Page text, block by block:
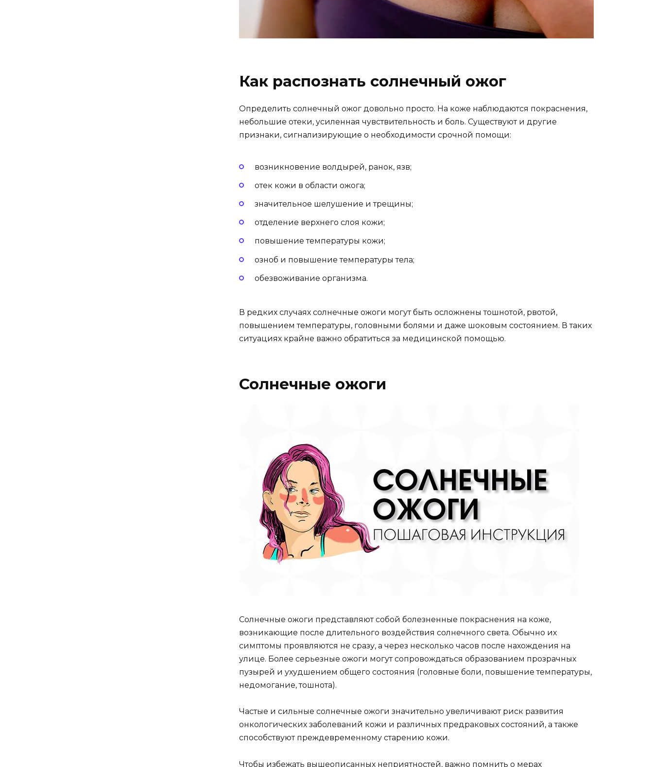
Как распознать солнечный ожог
Определить солнечный ожог довольно просто. На коже наблюдаются покраснения,
небольшие отеки, усиленная чувствительность и боль. Существуют и другие
признаки, сигнализирующие о необходимости срочной помощи:
возникновение волдырей, ранок, язв;
отек кожи в области ожога;
значительное шелушение и трещины;
отделение верхнего слоя кожи;
повышение температуры кожи;
озноб и повышение температуры тела;
обезвоживание организма.
В редких случаях солнечные ожоги могут быть осложнены тошнотой, рвотой,
повышением температуры, головными болями и даже шоковым состоянием. В таких
ситуациях крайне важно обратиться за медицинской помощью.
Солнечные ожоги
Солнечные ожоги представляют собой болезненные покраснения на коже,
возникающие после длительного воздействия солнечного света. Обычно их
симптомы проявляются не сразу, а через несколько часов после нахождения на
улице. Более серьезные ожоги могут сопровождаться образованием прозрачных
пузырей и ухудшением общего состояния (головные боли, повышение температуры,
недомогание, тошнота).
Частые и сильные солнечные ожоги значительно увеличивают риск развития
онкологических заболеваний кожи и различных предраковых состояний, а также
способствуют преждевременному старению кожи.
Чтобы избежать вышеописанных неприятностей, важно помнить о мерах